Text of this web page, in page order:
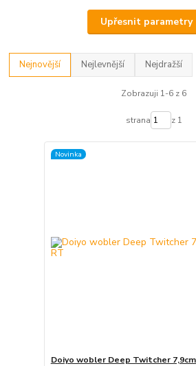
Upřesnit parametry
Nejnovější Nejlevnější Nejdražší
Zobrazuji 1-6 z 6
strana z 1
Novinka
Doiyo wobler Deep Twitcher